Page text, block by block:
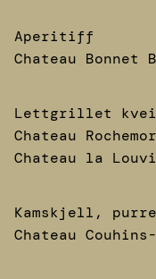
Aperitiff
Chateau Bonnet
Lettgrillet
Chateau
Chateau la
Kamskjell,
Chateau